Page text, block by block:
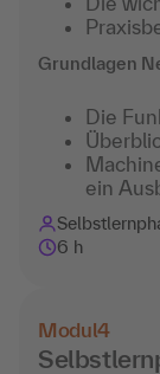
Grundlagen
Die
ein
6 h
Modul4